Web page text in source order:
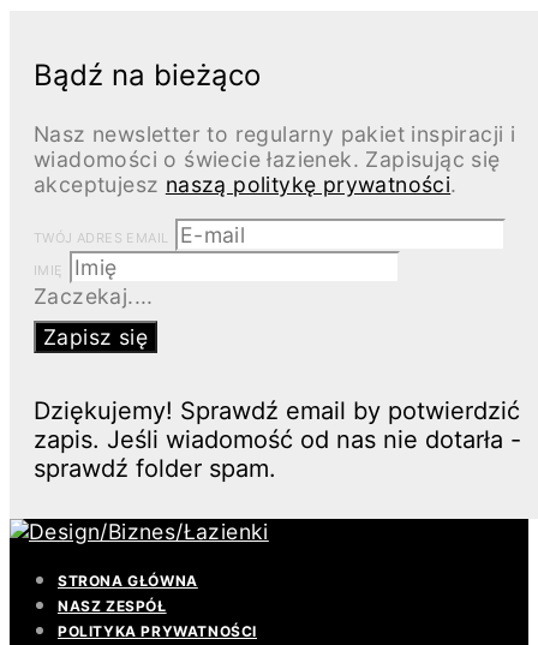
Bądź na bieżąco
Nasz newsletter to regularny pakiet inspiracji i
wiadomości o świecie łazienek. Zapisując się
akceptujesz naszą politykę prywatności.
TWÓJ ADRES EMAIL
IMIĘ
Zaczekaj....
Zapisz się
Dziękujemy! Sprawdź email by potwierdzić
zapis. Jeśli wiadomość od nas nie dotarła -
sprawdź folder spam.
STRONA GŁÓWNA
NASZ ZESPÓŁ
POLITYKA PRYWATNOŚCI